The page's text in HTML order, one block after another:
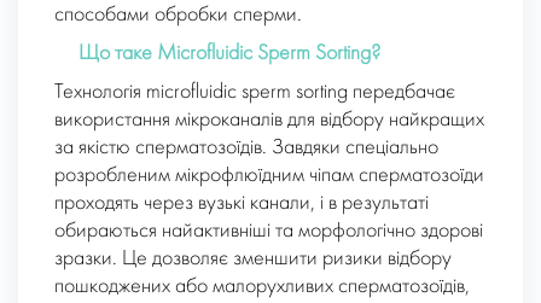
способами обробки сперми.
Що таке Microfluidic Sperm Sorting?
Технологія microfluidic sperm sorting передбачає
використання мікроканалів для відбору найкращих
за якістю сперматозоїдів. Завдяки спеціально
розробленим мікрофлюїдним чіпам сперматозоїди
проходять через вузькі канали, і в результаті
обираються найактивніші та морфологічно здорові
зразки. Це дозволяє зменшити ризики відбору
пошкоджених або малорухливих сперматозоїдів,